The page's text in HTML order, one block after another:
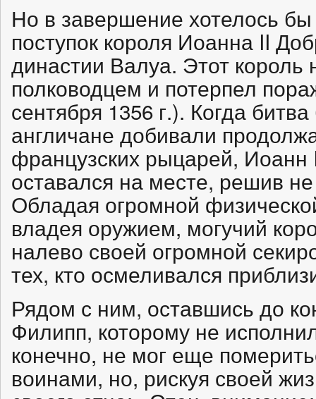
Но в завершение хотелось бы
поступок короля Иоанна II
династии Валуа. Этот
полководцем и потерпел
сентября 1356 г.). Когда
англичане добивали
французских рыцарей, Иоанн
оставался на месте, решив
Обладая огромной
владея оружием, могучий
налево своей огромной
тех, кто осмеливался
Рядом с ним, оставшись до
Филипп, которому не
конечно, не мог еще
воинами, но, рискуя своей